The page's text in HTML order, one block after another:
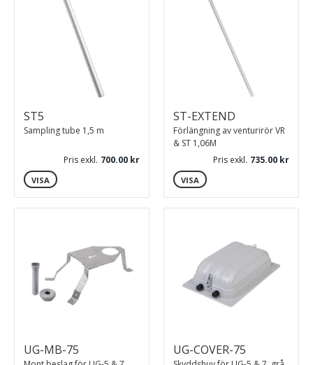
Sampling tube 1,5 m
ST5
Pris exkl. 700.00
VISA
Förlängning av venturirör VR
& ST 1,06M
ST-EXTEND
Pris exkl. 735.00
VISA
UG-MB-75 UG-COVER-75